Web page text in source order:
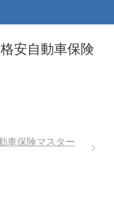
安自動車保険
車保険マスター